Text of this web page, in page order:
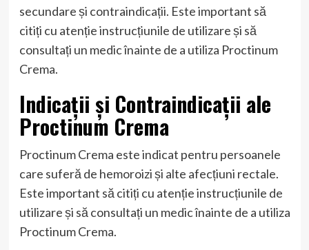
secundare și contraindicații. Este important să
citiți cu atenție instrucțiunile de utilizare și să
consultați un medic înainte de a utiliza Proctinum
Crema.
Indicații și Contraindicații ale
Proctinum Crema
Proctinum Crema este indicat pentru persoanele
care suferă de hemoroizi și alte afecțiuni rectale.
Este important să citiți cu atenție instrucțiunile de
utilizare și să consultați un medic înainte de a utiliza
Proctinum Crema.